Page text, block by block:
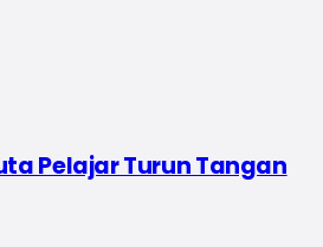
Pelajar Turun Tangan